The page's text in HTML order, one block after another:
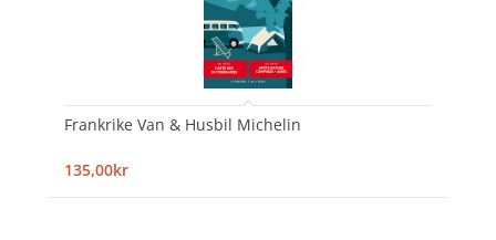
Frankrike Van & Husbil Michelin
135,00kr